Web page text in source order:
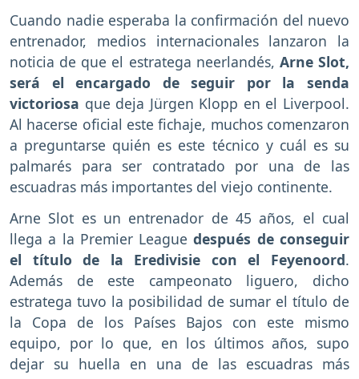
Cuando nadie esperaba la confirmación del nuevo
entrenador, medios internacionales lanzaron la
noticia de que el estratega neerlandés, Arne Slot,
será el encargado de seguir por la senda
victoriosa que deja Jürgen Klopp en el Liverpool.
Al hacerse oficial este fichaje, muchos comenzaron
a preguntarse quién es este técnico y cuál es su
palmarés para ser contratado por una de las
escuadras más importantes del viejo continente.
Arne Slot es un entrenador de 45 años, el cual
llega a la Premier Leaguedespués de conseguir
el título de la Eredivisie con el Feyenoord.
Además de este campeonato liguero, dicho
estratega tuvo la posibilidad de sumar el título de
la Copa de los Países Bajos con este mismo
equipo, por lo que, en los últimos años, supo
dejar su huella en una de las escuadras más